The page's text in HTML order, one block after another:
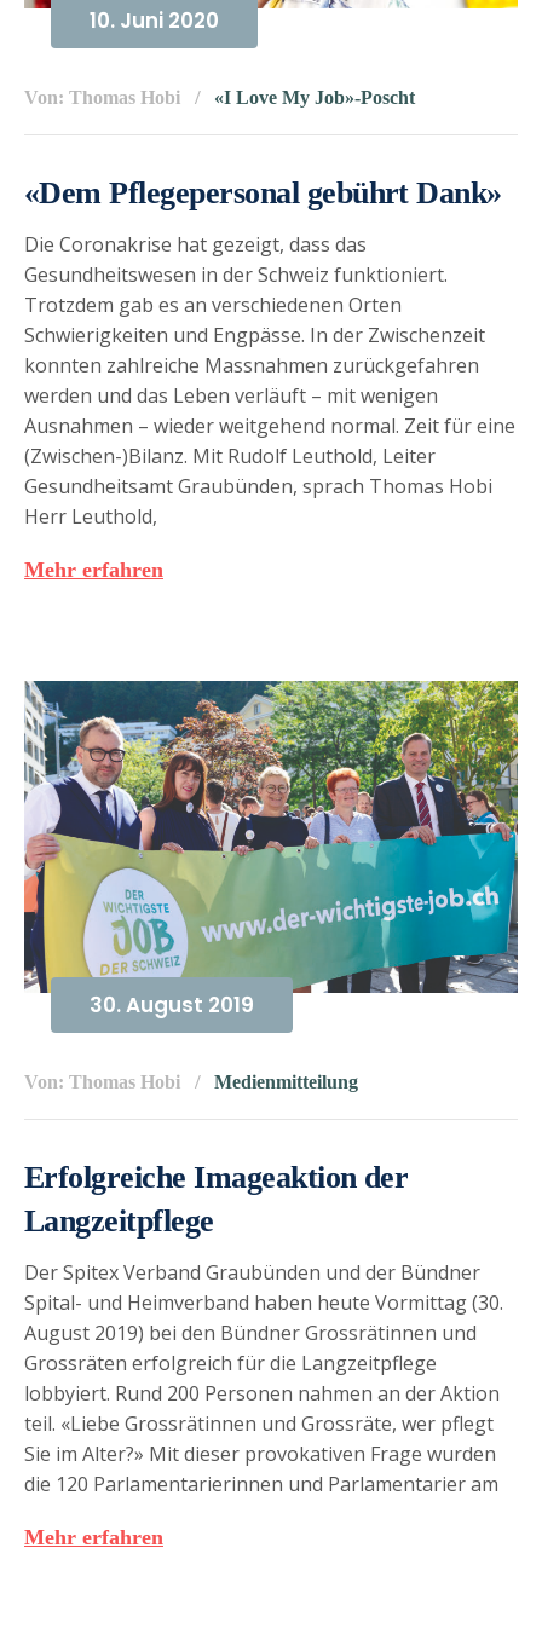
10. Juni 2020
Von: Thomas Hobi «I Love My Job»-Poscht
«Dem Pflegepersonal gebührt Dank»
Die Coronakrise hat gezeigt, dass das
Gesundheitswesen in der Schweiz funktioniert.
Trotzdem gab es an verschiedenen Orten
Schwierigkeiten und Engpässe. In der Zwischenzeit
konnten zahlreiche Massnahmen zurückgefahren
werden und das Leben verläuft – mit wenigen
Ausnahmen – wieder weitgehend normal. Zeit für eine
(Zwischen-)Bilanz. Mit Rudolf Leuthold, Leiter
Gesundheitsamt Graubünden, sprach Thomas Hobi
Herr Leuthold,
Mehr erfahren
30. August 2019
Von: Thomas Hobi Medienmitteilung
Erfolgreiche Imageaktion der
Langzeitpflege
Der Spitex Verband Graubünden und der Bündner
Spital- und Heimverband haben heute Vormittag (30.
August 2019) bei den Bündner Grossrätinnen und
Grossräten erfolgreich für die Langzeitpflege
lobbyiert. Rund 200 Personen nahmen an der Aktion
teil. «Liebe Grossrätinnen und Grossräte, wer pflegt
Sie im Alter?» Mit dieser provokativen Frage wurden
die 120 Parlamentarierinnen und Parlamentarier am
Mehr erfahren